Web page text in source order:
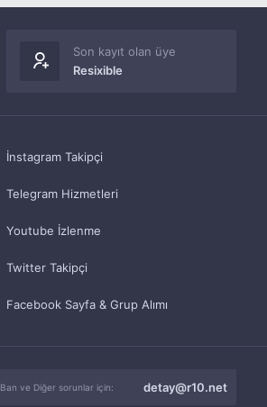
Son kayıt olan üye
Resixible
İnstagram Takipçi
Telegram Hizmetleri
Youtube İzlenme
Twitter Takipçi
Facebook Sayfa & Grup Alımı
Ban ve Diğer sorunlar için: detay@r10.net